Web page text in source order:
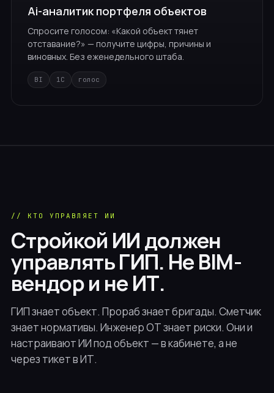
Ai-аналитик портфеля объектов
Спросите голосом: «Какой объект тянет
отставание?» — получите цифры, причины и
виновных. Без еженедельного штаба.
BI 1С голос
// КТО УПРАВЛЯЕТ ИИ
Стройкой ИИ должен
управлять ГИП. Не BIM-
вендор и не ИТ.
ГИП знает объект. Прораб знает бригады. Сметчик
знает нормативы. Инженер ОТ знает риски. Они и
настраивают ИИ под объект — в кабинете, а не
через тикет в ИТ.